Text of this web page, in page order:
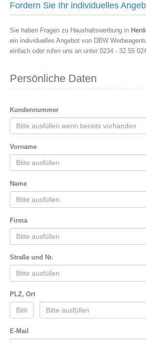
Fordern Sie Ihr individuelles
Sie haben Fragen zu Haushaltswerbung in
ein individuelles Angebot von DBW
einfach oder rufen uns an unter 0234 - 32 55
Persönliche Daten
Kundennummer
Vorname
Name
Firma
Straße und Nr.
PLZ, Ort
E-Mail